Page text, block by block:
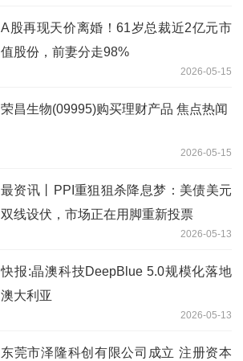
A股再现天价离婚！61岁总裁近2亿元市
值股份，前妻分走98%
2026-05-15
荣昌生物(09995)购买理财产品 焦点热闻
2026-05-15
最资讯丨PPI重狙狙杀降息梦：美债美元
双线设伏，市场正在用脚重新投票
2026-05-13
快报:晶澳科技DeepBlue 5.0规模化落地
澳大利亚
2026-05-13
东莞市泽隆科创有限公司成立 注册资本